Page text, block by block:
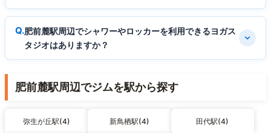
肥前麓駅周辺でシャワーやロッカーを利用できるヨガス
タジオはありますか？
肥前麓駅周辺でジムを駅から探す
弥生が丘駅(4) 新鳥栖駅(4) 田代駅(4)